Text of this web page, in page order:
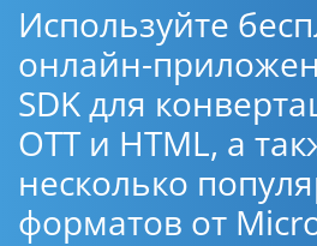
Используйте
онлайн-
SDK для
OTT и HTML, а
несколько
форматов от